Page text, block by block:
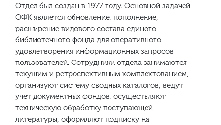
Отдел был создан в 1977 году. Основной задачей
ОФК является обновление, пополнение,
расширение видового состава единого
библиотечного фонда для оперативного
удовлетворения информационных запросов
пользователей. Сотрудники отдела занимаются
текущим и ретроспективным комплектованием,
организуют систему сводных каталогов, ведут
учет документных фондов, осуществляют
техническую обработку поступающей
литературы, оформляют подписку на